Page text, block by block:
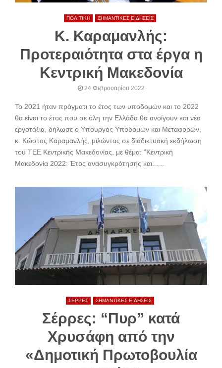
ΠΟΛΙΤΙΚΗ ΣΗΜΑΝΤΙΚΕΣ ΕΙΔΗΣΕΙΣ
Κ. Καραμανλής:
Προτεραιότητα στα έργα η
Κεντρική Μακεδονία
24 Φεβρουαρίου 2022
Το 2021 ήταν πράγματι το έτος των υποδομών και το 2022
θα είναι το έτος που σε όλη την Ελλάδα θα ανοίγουν και νέα
εργοτάξια, δήλωσε ο Υπουργός Υποδομών και Μεταφορών,
κ. Κώστας Καραμανλής, μιλώντας σε διαδικτυακή εκδήλωση
του ΤΕΕ Κεντρικής Μακεδονίας, με θέμα: “Κεντρική
Μακεδονία 2022: Έτος ανασυγκρότησης και......
ΣΕΡΡΕΣ ΣΗΜΑΝΤΙΚΕΣ ΕΙΔΗΣΕΙΣ
Σέρρες: “Πυρ” κατά
Χρυσάφη από την
«Δημοτική Πρωτοβουλία